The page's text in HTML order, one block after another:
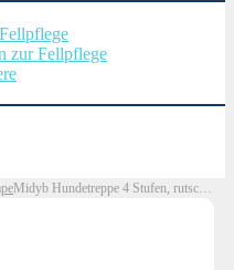
zur Fellpflege
Midyb Hundetreppe 4 Stufen, rutschfeste Katzentreppe aus Holz für Sofa, Hundetreppe mit Katzenloch für Große Hunde & Katzen, Leiter bis zu 80 kg, 39x60x47cm